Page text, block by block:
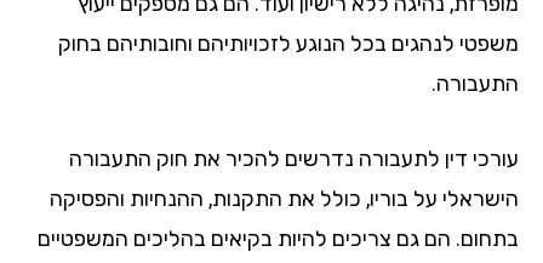
לנהגים בכל הנוגע לזכויותיהם וחובותיהם בחוק
דין לתעבורה נדרשים להכיר את חוק התעבורה
על בוריו, כולל את התקנות, ההנחיות והפסיקה
הם גם צריכים להיות בקיאים בהליכים המשפטיים